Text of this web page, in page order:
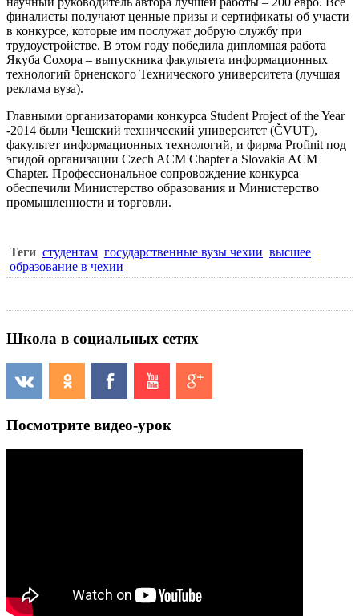
финалисты получают ценные призы и сертификаты об участи
в конкурсе, которые им послужат добрую службу при
трудоустройстве. В этом году победила дипломная работа
Якуба Сохора – выпускника факультета информационных
технологий брненского Технического университета (лучшая
реклама вуза).
Главными организаторами конкурса Student Project of the Year
-2014 были Чешский технический университет (ČVUT),
факультет информационных технологий, и фирма Profinit под
эгидой организации Czech ACM Chapter a Slovakia ACM
Chapter. Профессиональное сопровождение конкурса
обеспечили Министерство образования и Министерство
промышленности и торговли.
Теги студентам государственные вузы чехии высшее
образование в чехии
Школа в социальных сетях
Посмотрите видео-урок